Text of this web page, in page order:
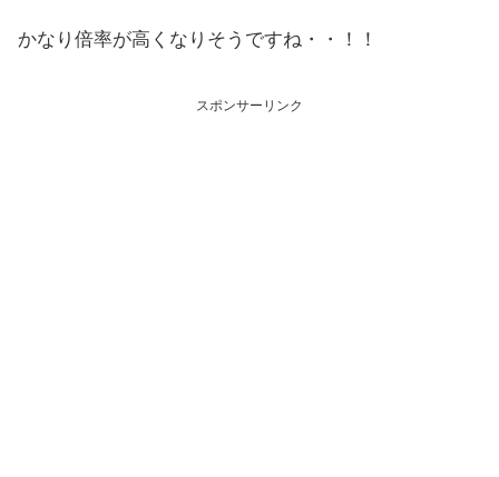
かなり倍率が高くなりそうですね・・！！
スポンサーリンク